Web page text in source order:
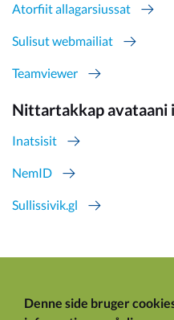
Atorfiit allagarsiussat
Sulisut webmailiat
Teamviewer
Nittartakkap avataani
Inatsisit
NemID
Sullissivik.gl
Denne side bruger